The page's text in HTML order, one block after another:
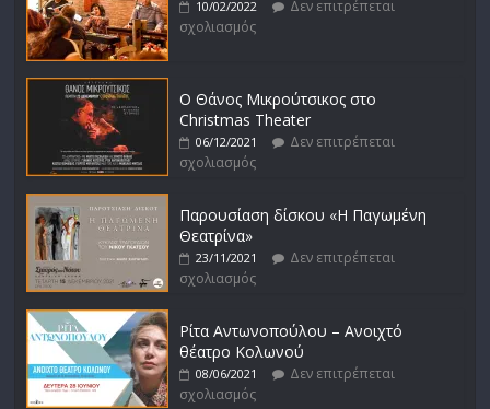
10/02/2022
Δεν επιτρέπεται
σχολιασμός
Ο Θάνος Μικρούτσικος στο
Christmas Theater
06/12/2021
Δεν επιτρέπεται
σχολιασμός
Παρουσίαση δίσκου «Η Παγωμένη
Θεατρίνα»
23/11/2021
Δεν επιτρέπεται
σχολιασμός
Ρίτα Αντωνοπούλου – Ανοιχτό
θέατρο Κολωνού
08/06/2021
Δεν επιτρέπεται
σχολιασμός